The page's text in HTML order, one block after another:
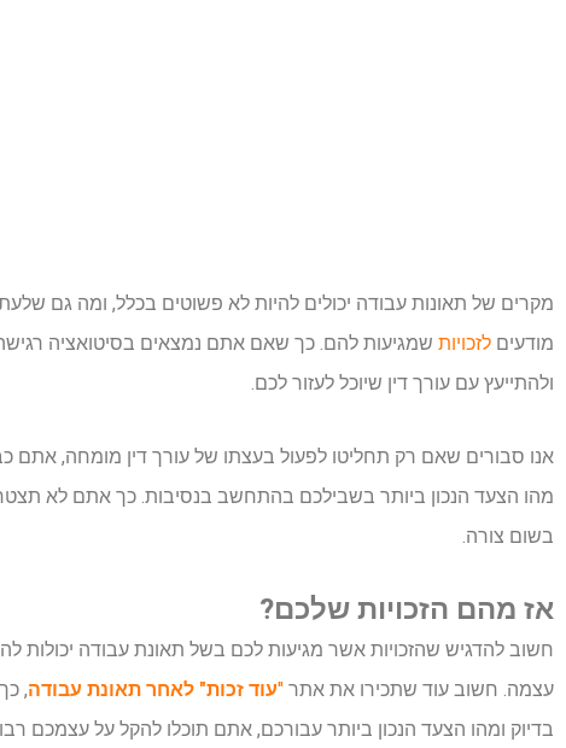
מקרים של תאונות עבודה יכולים להיות לא פשוטים בכלל, ומה גם
מודעים לזכויות שמגיעות להם. כך שאם אתם נמצאים בסיטואציה
ולהתייעץ עם עורך דין שיוכל לעזור לכם.
אנו סבורים שאם רק תחליטו לפעול בעצתו של עורך דין מומחה, אתם
מהו הצעד הנכון ביותר בשבילכם בהתחשב בנסיבות. כך אתם לא
בשום צורה.
אז מהם הזכויות שלכם?
חשוב להדגיש שהזכויות אשר מגיעות לכם בשל תאונת עבודה יכולות
עצמה. חשוב עוד שתכירו את אתר "עוד זכות" לאחר תאונת עבודה,
בדיוק ומהו הצעד הנכון ביותר עבורכם, אתם תוכלו להקל על עצמכם